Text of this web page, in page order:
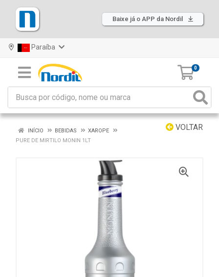
Baixe já o APP da Nordil
Paraíba
0
VOLTAR
INÍCIO BEBIDAS
XAROPE
PURE DE MIRTILO MONIN 1LT